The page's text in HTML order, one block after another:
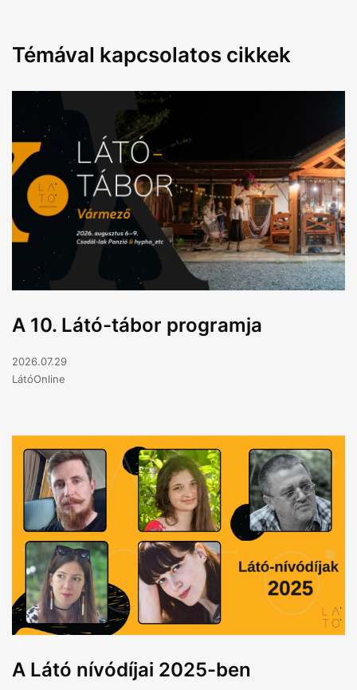
Témával kapcsolatos cikkek
A 10. Látó-tábor programja
2026.07.29
LátóOnline
A Látó nívódíjai 2025-ben